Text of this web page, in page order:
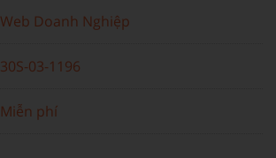
Web Doanh Nghiệp
30S-03-1196
Miễn phí